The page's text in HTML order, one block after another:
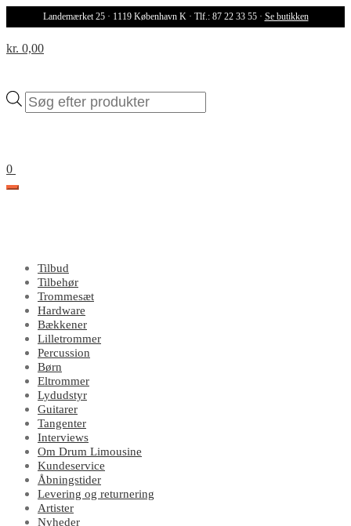
Landemærket 25 · 1119 København K · Tlf.: 87 22 33 55 · Se butikken
Products
search
kr. 0,00
0
Tilbud
Tilbehør
Trommesæt
Hardware
Bækkener
Lilletrommer
Percussion
Børn
Eltrommer
Lydudstyr
Guitarer
Tangenter
Interviews
Om Drum Limousine
Kundeservice
Åbningstider
Levering og returnering
Artister
Nyheder